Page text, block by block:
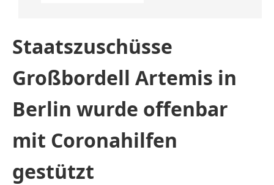
Staatszuschüsse
Großbordell Artemis in
Berlin wurde offenbar
mit Coronahilfen
gestützt